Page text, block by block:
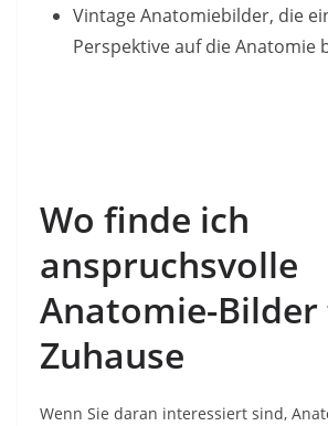
Vintage Anatomiebilder, die
Perspektive auf die Anatomie
Wo finde ich
anspruchsvolle
Anatomie-
Zuhause
Wenn Sie daran interessiert sind,